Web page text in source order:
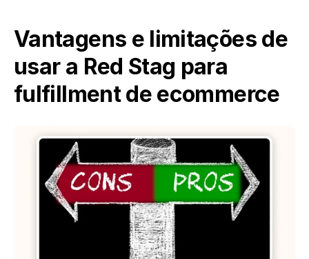
Vantagens e limitações de
usar a Red Stag para
fulfillment de ecommerce